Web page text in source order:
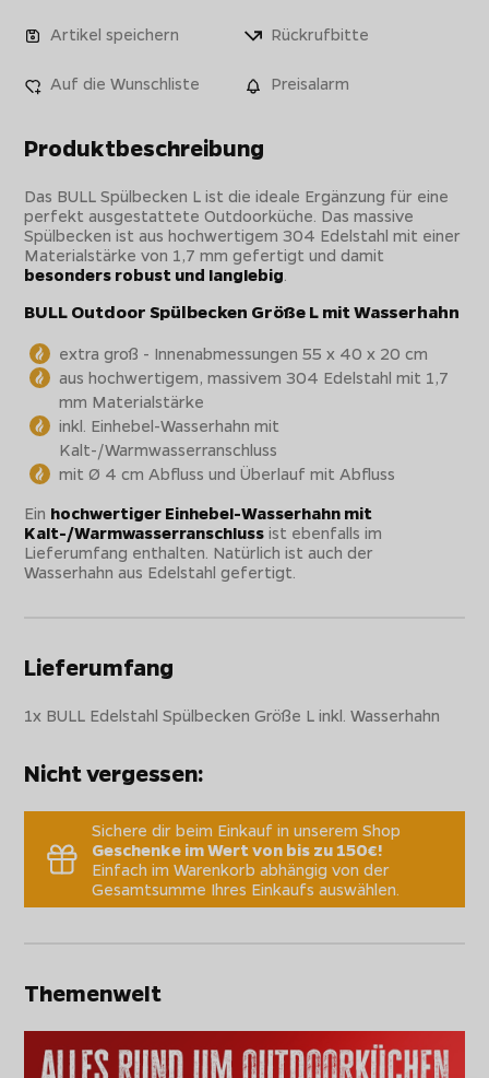
Artikel speichern Rückrufbitte
Auf die Wunschliste Preisalarm
Produktbeschreibung
Das BULL Spülbecken L ist die ideale Ergänzung für eine
perfekt ausgestattete Outdoorküche. Das massive
Spülbecken ist aus hochwertigem 304 Edelstahl mit einer
Materialstärke von 1,7 mm gefertigt und damit
besonders robust und langlebig
BULL Outdoor Spülbecken Größe L mit Wasserhahn
extra groß - Innenabmessungen 55 x 40 x 20 cm
aus hochwertigem, massivem 304 Edelstahl mit 1,7
mm Materialstärke
inkl. Einhebel-Wasserhahn mit
Kalt-/Warmwasserranschluss
mit Ø 4 cm Abfluss und Überlauf mit Abfluss
Ein hochwertiger Einhebel-Wasserhahn mit
Kalt-/Warmwasserranschluss ist ebenfalls im
Lieferumfang enthalten. Natürlich ist auch der
Wasserhahn aus Edelstahl gefertigt.
Lieferumfang
1x BULL Edelstahl Spülbecken Größe L inkl. Wasserhahn
Nicht vergessen:
Sichere dir beim Einkauf in unserem Shop
Geschenke im Wert von bis zu 150€!
Einfach im Warenkorb abhängig von der
Gesamtsumme Ihres Einkaufs auswählen.
Themenwelt